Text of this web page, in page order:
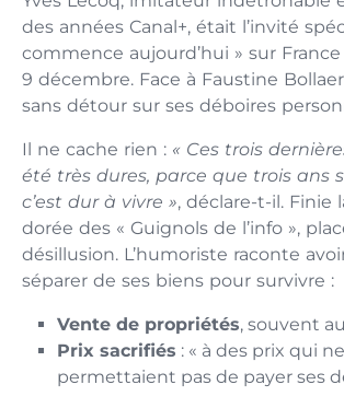
des années Canal+, était l’invité
commence aujourd’hui » sur
9 décembre. Face à Faustine
sans détour sur ses déboires
Il ne cache rien : « Ces trois
été très dures, parce que trois ans
c’est dur à vivre », déclare-t-il. Finie
dorée des « Guignols de l’info »,
désillusion. L’humoriste raconte
séparer de ses biens pour survivre :
Vente de propriétés, souvent
Prix sacrifiés : « à des prix qui
permettaient pas de payer ses